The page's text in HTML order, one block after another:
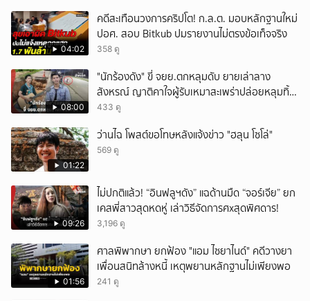
04:02
คดีสะเทือนวงการคริปโต! ก.ล.ต. มอบหลักฐานใหม่
ปอศ. สอบ Bitkub ปมรายงานไม่ตรงข้อเท็จจริง
358 ดู
08:00
"นักร้องดัง" ขี่ จยย.ตกหลุมดับ ยายเล่าลาง
สังหรณ์ ญาติคาใจผู้รับเหมาสะเพร่าปล่อยหลุมทิ้ง
ไว้ 3 เดือน เพิ่งปิดหลังเกิดเหตุ
433 ดู
01:22
ว่านไฉ โพสต์ขอโทษหลังแจ้งข่าว "ฮลุน โซโล่"
569 ดู
09:26
ไม่ปกติแล้ว! “อินฟลูฯดัง” แฉด้านมืด “จอร์เจีย” ยก
เคสพี่สาวสุดหดหู่ เล่าวิธีจัดการศxสุดพิศดาร!
3,196 ดู
01:56
ศาลพิพากษา ยกฟ้อง "แอม ไซยาไนด์" คดีวางยา
เพื่อนสนิทล้างหนี้ เหตุพยานหลักฐานไม่เพียงพอ
241 ดู